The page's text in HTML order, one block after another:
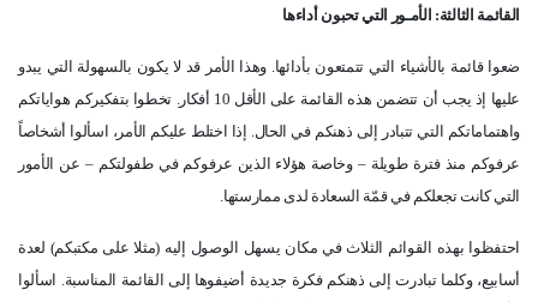
القائمة الثالثة: الأمـور التي تحبون أداءها
ضعوا قائمة بالأشياء التي تتمتعون بأدائها. وهذا الأمر قد لا يكون بالسهولة التي يبدو
عليها إذ يجب أن تتضمن هذه القائمة على الأقل 10 أفكار. تخطوا بتفكيركم هواياتكم
واهتماماتكم التي تتبادر إلى ذهنكم في الحال. إذا اختلط عليكم الأمر، اسألوا أشخاصاً
عرفوكم منذ فترة طويلة – وخاصة هؤلاء الذين عرفوكم في طفولتكم – عن الأمور
التي كانت تجعلكم في قمّة السعادة لدى ممارستها.
احتفظوا بهذه القوائم الثلاث في مكان يسهل الوصول إليه (مثلا على مكتبكم) لعدة
أسابيع، وكلما تبادرت إلى ذهنكم فكرة جديدة أضيفوها إلى القائمة المناسبة. اسألوا